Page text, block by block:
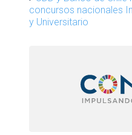
concursos nacionales
y Universitario